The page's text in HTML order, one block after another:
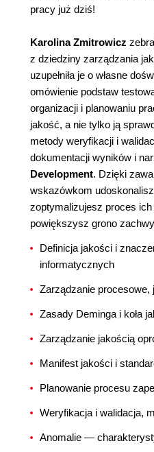
pracy już dziś!
Karolina Zmitrowicz
z dziedziny zarządzania
uzupełniła je o własne
omówienie podstaw
organizacji i planowaniu
jakość, a nie tylko ją
metody weryfikacji i
dokumentacji wyników i
Development. Dzięki
wskazówkom
zoptymalizujesz proces
powiększysz grono
Definicja jakości i
informatycznych
Zarządzanie
Zasady Deminga i koła
Zarządzanie jakością
Manifest jakości i
Planowanie procesu
Weryfikacja i walidacja,
Anomalie —